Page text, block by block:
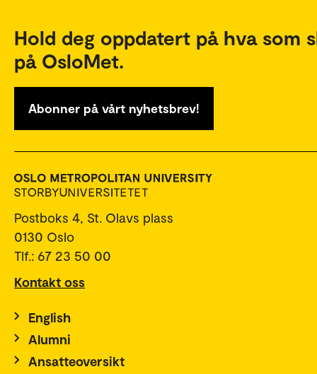
Hold deg oppdatert på hva som
på OsloMet.
Abonner på vårt nyhetsbrev!
Postboks 4, St. Olavs plass
0130 Oslo
Tlf.: 67 23 50 00
Kontakt oss
English
Alumni
Ansatteoversikt